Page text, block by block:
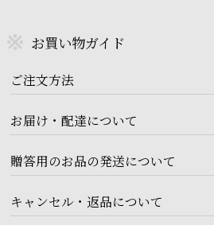
お買い物ガイド
ご注文方法
お届け・配達について
贈答用のお品の発送について
キャンセル・返品について